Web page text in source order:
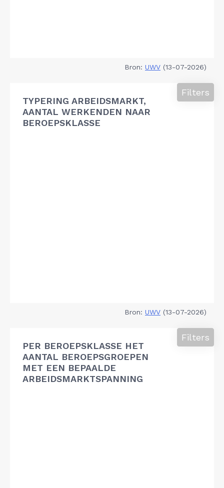
Bron: UWV (13-07-2026)
TYPERING ARBEIDSMARKT,
AANTAL WERKENDEN NAAR
BEROEPSKLASSE
Filters
Bron: UWV (13-07-2026)
PER BEROEPSKLASSE HET
AANTAL BEROEPSGROEPEN
MET EEN BEPAALDE
ARBEIDSMARKTSPANNING
Filters